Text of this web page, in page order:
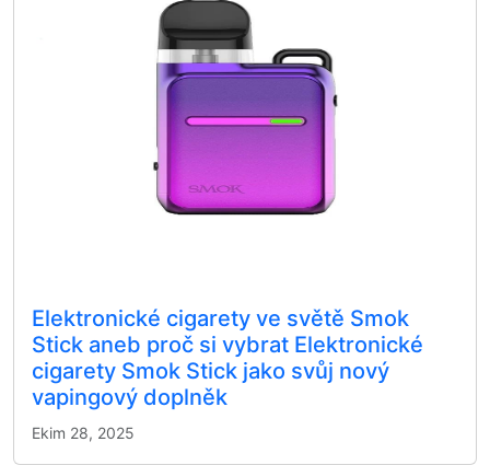
Elektronické cigarety ve světě Smok
Stick aneb proč si vybrat Elektronické
cigarety Smok Stick jako svůj nový
vapingový doplněk
Ekim 28, 2025